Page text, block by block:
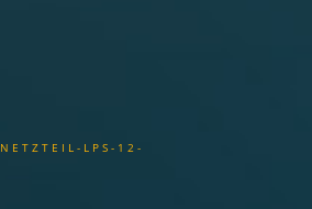
NETZTEIL-LPS-12-